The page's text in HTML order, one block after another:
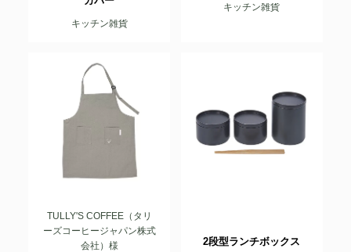
キッチン雑貨
キッチン雑貨
TULLY'S COFFEE（タリ
ーズコーヒージャパン株式
会社）様
2段型ランチボックス